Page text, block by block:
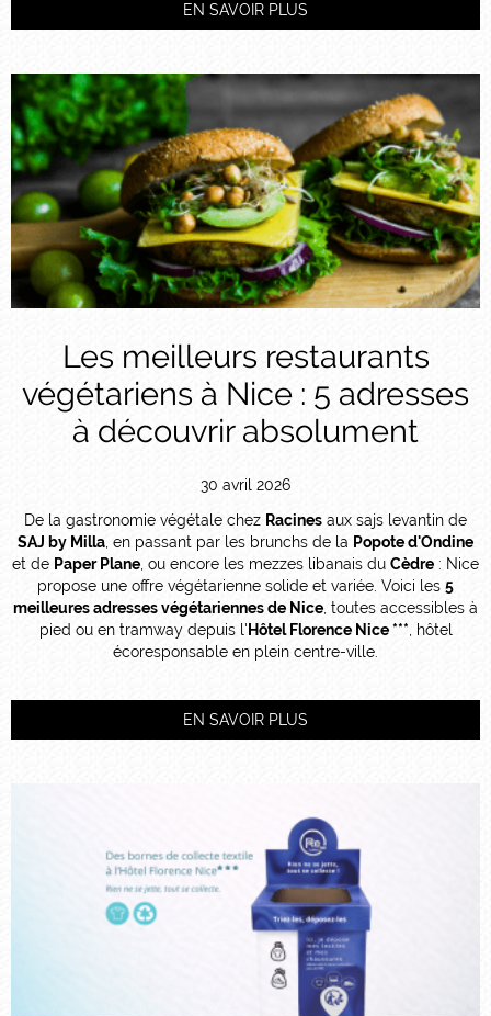
EN SAVOIR PLUS
Les meilleurs restaurants
végétariens à Nice : 5 adresses
à découvrir absolument
30 avril 2026
De la gastronomie végétale chez Racines aux sajs levantin de
SAJ by Milla, en passant par les brunchs de la Popote d'Ondine
et de Paper Plane, ou encore les mezzes libanais du Cèdre : Nice
propose une offre végétarienne solide et variée. Voici les 5
meilleures adresses végétariennes de Nice, toutes accessibles à
pied ou en tramway depuis l' Hôtel Florence Nice ***, hôtel
écoresponsable en plein centre-ville.
EN SAVOIR PLUS